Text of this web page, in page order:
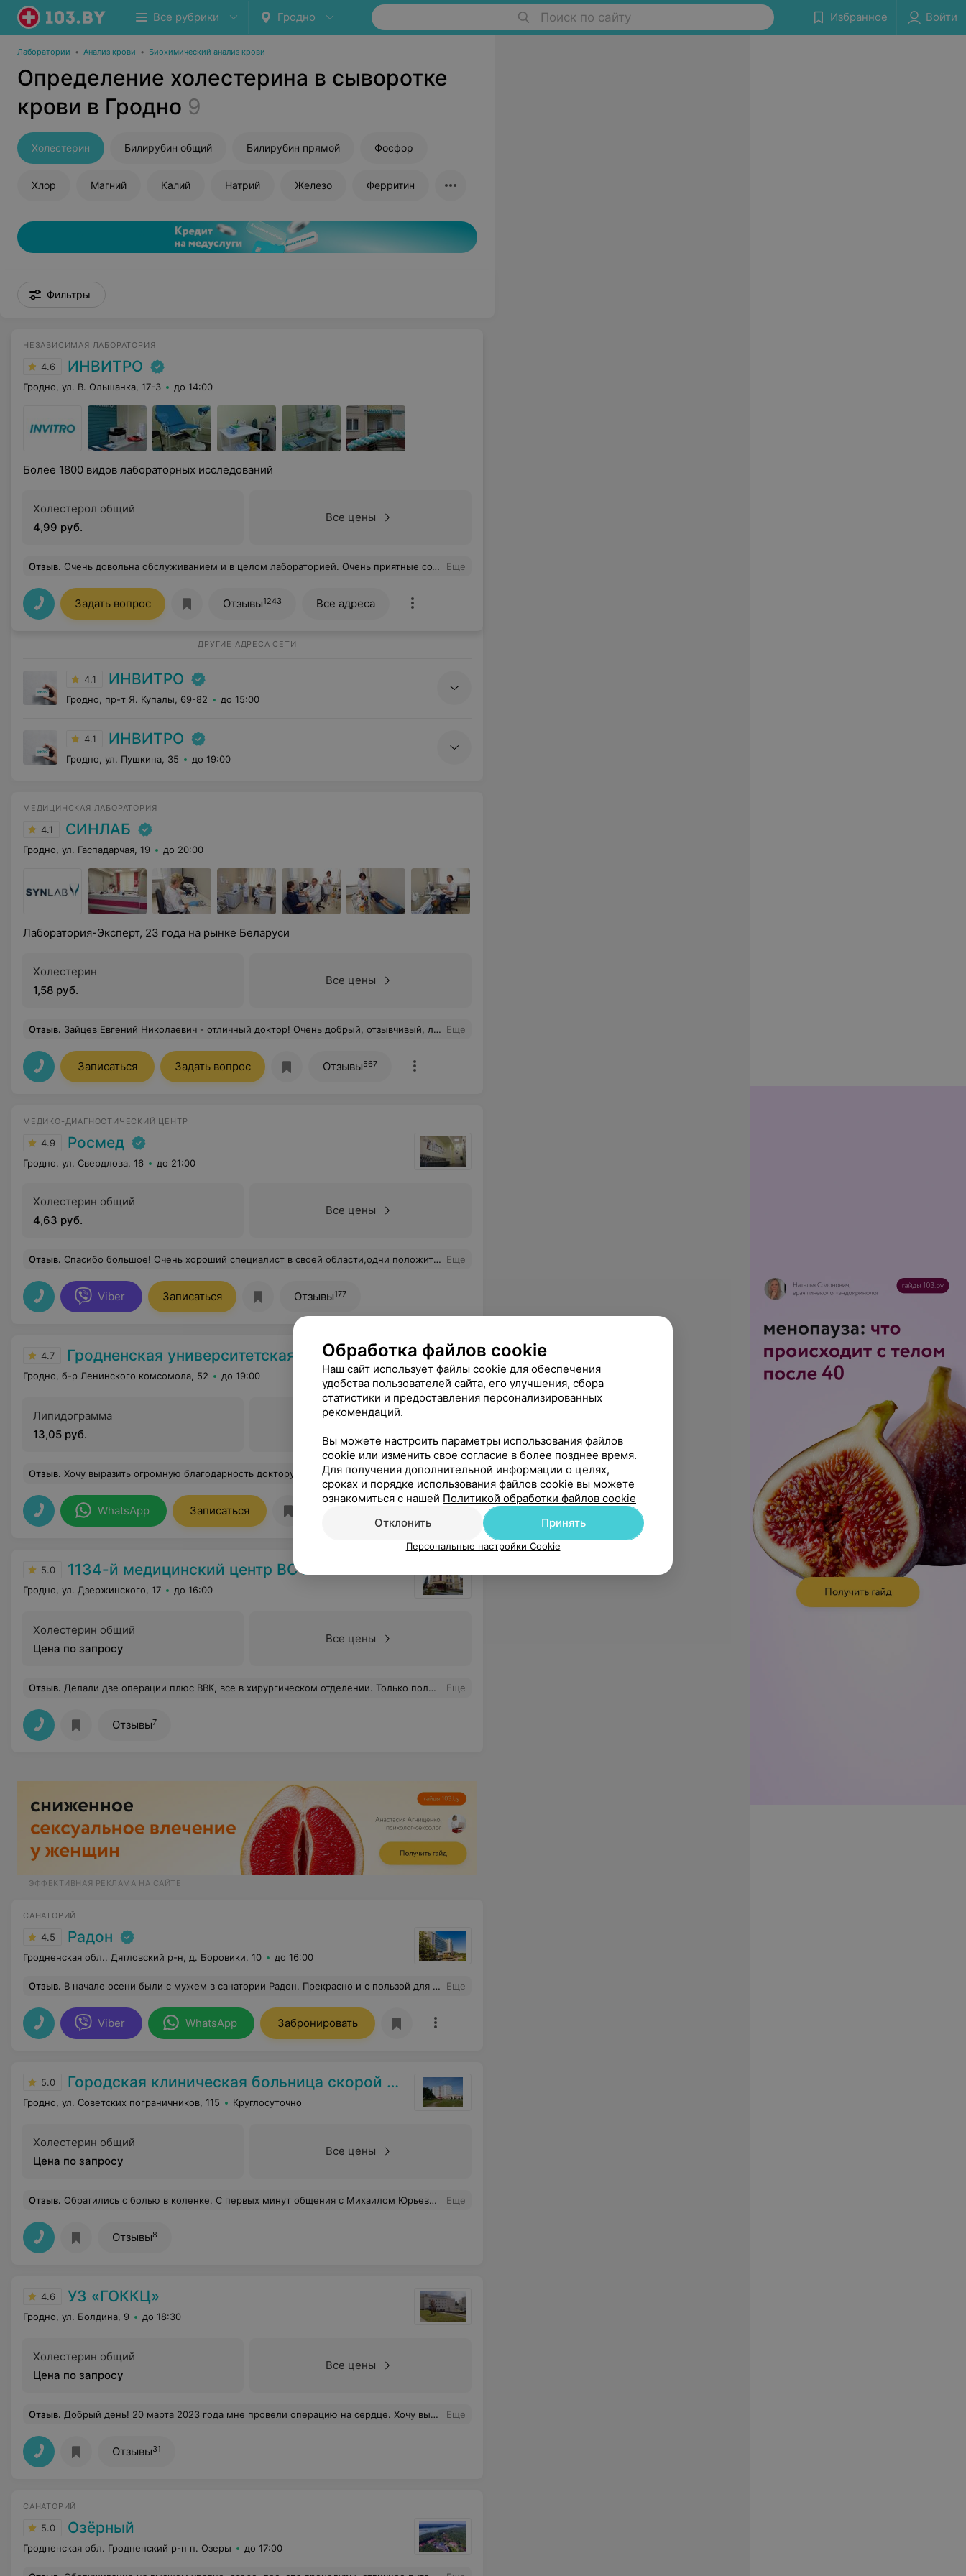
Все рубрики Гродно Поиск по сайту Избранное Войти
Лаборатории • Анализ крови • Биохимический анализ крови
Определение холестерина в сыворотке
крови в Гродно 9
Холестерин Билирубин общий Билирубин прямой Фосфор
Хлор Магний Калий Натрий Железо Ферритин
Фильтры
НЕЗАВИСИМАЯ ЛАБОРАТОРИЯ
4.6 ИНВИТРО
Гродно, ул. В. Ольшанка, 17-3 до 14:00
Более 1800 видов лабораторных исследований
Холестерол общий
4,99 руб.
Все цены
Отзыв. Очень довольна обслуживанием и в целом лабораторией. Очень приятные сотрудники, стерильная чистота и аккуратность! Сдавала разные анализы и результаты приходили гораздо раньше указанных сроков, что тоже очень важно и приятно! Спасибо! Теперь за исследованиями здоровья только в Инвитро! Еще
Задать вопрос Отзывы1243 Все адреса
ДРУГИЕ АДРЕСА СЕТИ
4.1 ИНВИТРО
Гродно, пр-т Я. Купалы, 69-82 до 15:00
4.1 ИНВИТРО
Гродно, ул. Пушкина, 35 до 19:00
МЕДИЦИНСКАЯ ЛАБОРАТОРИЯ
4.1 СИНЛАБ
Гродно, ул. Гаспадарчая, 19 до 20:00
Лаборатория-Эксперт, 23 года на рынке Беларуси
Холестерин
1,58 руб.
Все цены
Отзыв. Зайцев Евгений Николаевич - отличный доктор! Очень добрый, отзывчивый, легко находит общий язык с детьми, отлично делает процедуры: иглоукалывание и китайская медицина, знает сотни способов лечения по китайской медицине. Лечением очень доволен, всем советую! Еще
Записаться Задать вопрос Отзывы567
МЕДИКО-ДИАГНОСТИЧЕСКИЙ ЦЕНТР
4.9 Росмед
Гродно, ул. Свердлова, 16 до 21:00
Холестерин общий
4,63 руб.
Все цены
Отзыв. Спасибо большое! Очень хороший специалист в своей области,одни положительные эмоции после консультаций. Даже вопросов не нужно задавать, всё расскажет и объяснит )) Еще
Viber Записаться Отзывы177
4.7 Гродненская университетская клиника
Гродно, б-р Ленинского комсомола, 52 до 19:00
Липидограмма
13,05 руб.
Отзыв. Хочу выразить огромную благодарность доктору Виктору Николаевичу за профессионализм в своём деле и чуткое отношение к каждому пациенту. Несмотря на мои сильные переживания по поводу плановой операции (танзилоэктомия), спокойствие и уверенность Виктора Николаевича вселили в меня надежду на положительный исход. Я очень рада, что попала именно к этому доктору. Рекомендую как лучшего специалиста! И ещё, хочу отметить, что весь медперсонал взрослого лоротделения очень достойный!!! Еще
WhatsApp Записаться
5.0 1134-й медицинский центр ВС РБ
Гродно, ул. Дзержинского, 17 до 16:00
Холестерин общий
Цена по запросу
Все цены
Отзыв. Делали две операции плюс ВВК, все в хирургическом отделении. Только положительные впечатления и слова благодарности начальнику хирургического отделения Александру Александровичу и всему персоналу отделения за компетентность, внимательность и заботу. В принципе очень хорошие впечатления о всех специалистах у кого пришлось обследоваться и лечиться. Дай Бог Вам Всем здоровья, сил, терпения и успехов в Вашем очень ответственном и важном деле. Еще
Отзывы7
ЭФФЕКТИВНАЯ РЕКЛАМА НА САЙТЕ
САНАТОРИЙ
4.5 Радон
Гродненская обл., Дятловский р-н, д. Боровики, 10 до 16:00
Отзыв. В начале осени были с мужем в санатории Радон. Прекрасно и с пользой для здоровья провели время. Получился оздоровительно-спортивный отдых. Лучше так, чем бы мы поехали куда-нибудь на побережье и просто грелись на солнышке. Поселились в комфортном номере. Каждый день гуляли, бегали в своем темпе, посещали разные процедуры, массажи, купались тоже. Санаторий хорошо оснащен. Персонал вежливый. Везде порядок и чистота. Еще
Viber WhatsApp Забронировать
5.0 Городская клиническая больница скорой медицинской помощи г. Гродно
Гродно, ул. Советских пограничников, 115 Круглосуточно
Холестерин общий
Цена по запросу
Все цены
Отзыв. Обратились с болью в коленке. С первых минут общения с Михаилом Юрьевичем стало ясно, что перед нами настоящий профессионал своего дела. Его глубокие знания в области травматологии и ортопедии вызывают доверие. Он внимательно выслушал все жалобы, провёл тщательное обследование и объяснил каждую деталь предстоящего лечения. Я чувствовала себя в надежных руках. Еще
Отзывы8
4.6 УЗ «ГОККЦ»
Гродно, ул. Болдина, 9 до 18:30
Холестерин общий
Цена по запросу
Все цены
Отзыв. Добрый день! 20 марта 2023 года мне провели операцию на сердце. Хочу выразить огромную благодарность всему коллективу кардиологического центра за чуткое , внимательное отношение. Отдельное спасибо К Игорю Леонидовичу и всей бригаде врачей которые принимали участие в операции. Так же хочется поблагодарить второе отделение во главе с Л Тересой Григорьевной. Низкий поклон Вам люди с большой буквы подарившие мне шанс на жизнь. Здоровья Вам всем. Храни Вас Господь! Еще
Отзывы31
САНАТОРИЙ
5.0 Озёрный
Гродненская обл. Гродненский р-н п. Озеры до 17:00
Обработка файлов cookie
Наш сайт использует файлы cookie для обеспечения
удобства пользователей сайта, его улучшения, сбора
статистики и предоставления персонализированных
рекомендаций.
Вы можете настроить параметры использования файлов
cookie или изменить свое согласие в более позднее время.
Для получения дополнительной информации о целях,
сроках и порядке использования файлов cookie вы можете
ознакомиться с нашей Политикой обработки файлов cookie
Отклонить
Принять
Персональные настройки Cookie